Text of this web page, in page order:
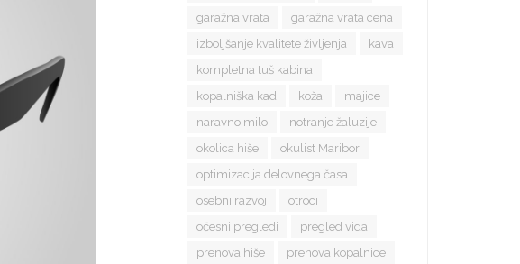
garažna vrata
garažna vrata cena
izboljšanje kvalitete življenja
kava
kompletna tuš kabina
kopalniška kad
koža
majice
naravno milo
notranje žaluzije
okolica hiše
okulist Maribor
optimizacija delovnega časa
osebni razvoj
otroci
očesni pregledi
pregled vida
prenova hiše
prenova kopalnice